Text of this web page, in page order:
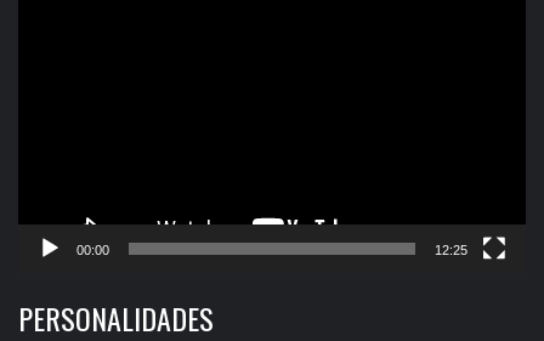
00:00 12:25
PERSONALIDADES